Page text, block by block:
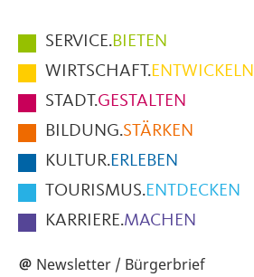
Hauptmenüpunkte
im
Fußbereich
der
Seite
SERVICE.BIETEN
WIRTSCHAFT.ENTWICKELN
STADT.GESTALTEN
BILDUNG.STÄRKEN
KULTUR.ERLEBEN
TOURISMUS.ENTDECKEN
KARRIERE.MACHEN
Newsletter / Bürgerbrief